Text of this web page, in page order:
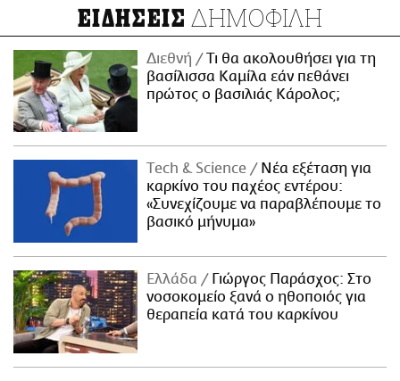
ΕΙΔΗΣΕΙΣ ΔΗΜΟΦΙΛΗ
Διεθνή
Τι θα ακολουθήσει για τη
βασίλισσα Καμίλα εάν πεθάνει
πρώτος ο βασιλιάς Κάρολος;
Τech & Science
Νέα εξέταση για
καρκίνο του παχέος εντέρου:
«Συνεχίζουμε να παραβλέπουμε το
βασικό μήνυμα»
Ελλάδα
Γιώργος Παράσχος: Στο
νοσοκομείο ξανά ο ηθοποιός για
θεραπεία κατά του καρκίνου